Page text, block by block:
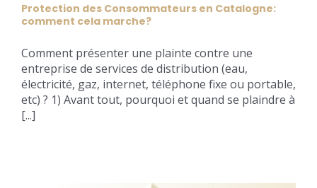
Protection des Consommateurs en Catalogne:
comment cela marche?
Comment présenter une plainte contre une
entreprise de services de distribution (eau,
électricité, gaz, internet, téléphone fixe ou portable,
etc) ? 1) Avant tout, pourquoi et quand se plaindre à
[...]